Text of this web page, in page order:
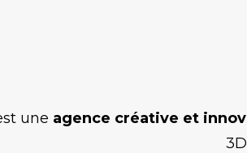
une agence créative et